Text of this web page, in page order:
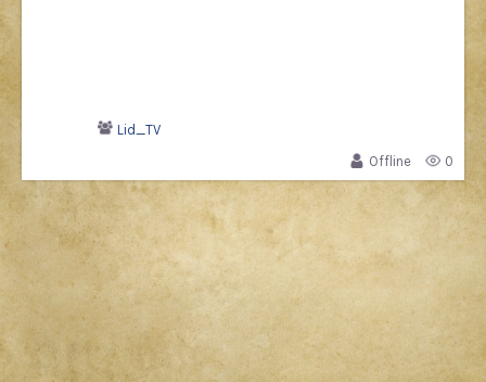
Lid_TV
Offline
0